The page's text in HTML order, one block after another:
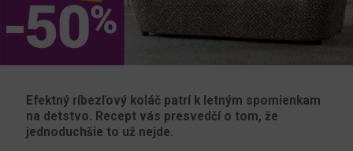
Efektný ríbezľový koláč patrí k letným spomienkam
na detstvo. Recept vás presvedčí o tom, že
jednoduchšie to už nejde.